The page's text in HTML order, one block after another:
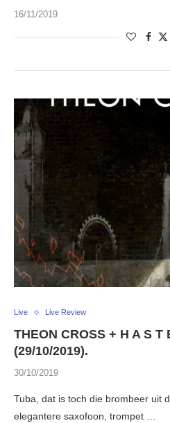
16/11/2019
Live Live Review
THEON CROSS + H A S
(29/10/2019).
30/10/2019
Tuba, dat is toch die brombeer uit
elegantere saxofoon, trompet …